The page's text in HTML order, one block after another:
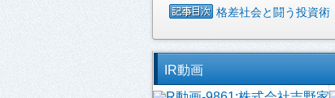
格差社会と闘う投資術
IR動画